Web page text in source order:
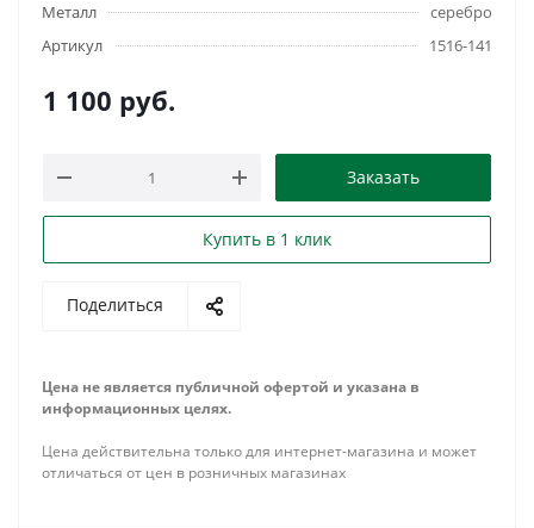
Металл
серебро
Артикул
1516-141
1 100 руб.
Заказать
Купить в 1 клик
Поделиться
Цена не является публичной офертой и указана в
информационных целях.
Цена действительна только для интернет-магазина и может
отличаться от цен в розничных магазинах